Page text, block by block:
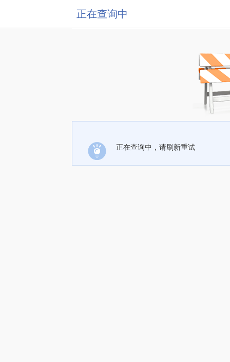
正在查询中
正在查询中，请刷新重试